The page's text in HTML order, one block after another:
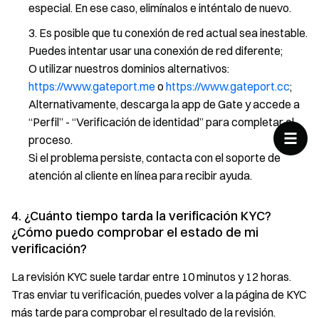
especial. En ese caso, elimínalos e inténtalo de nuevo.
Es posible que tu conexión de red actual sea inestable.
Puedes intentar usar una conexión de red diferente;
O utilizar nuestros dominios alternativos:
https://www.gateport.meo https://www.gateport.cc;
Alternativamente, descarga la app de Gate y accede a
“Perfil” - “Verificación de identidad” para completar el
proceso.
Si el problema persiste, contacta con el soporte de
atención al cliente en línea para recibir ayuda.
4. ¿Cuánto tiempo tarda la verificación KYC?
¿Cómo puedo comprobar el estado de mi
verificación?
La revisión KYC suele tardar entre 10 minutos y 12 horas.
Tras enviar tu verificación, puedes volver a la página de KYC
más tarde para comprobar el resultado de la revisión.